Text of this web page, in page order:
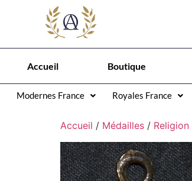
Accueil Boutique
Modernes France Royales France
Accueil / Médailles / Religion